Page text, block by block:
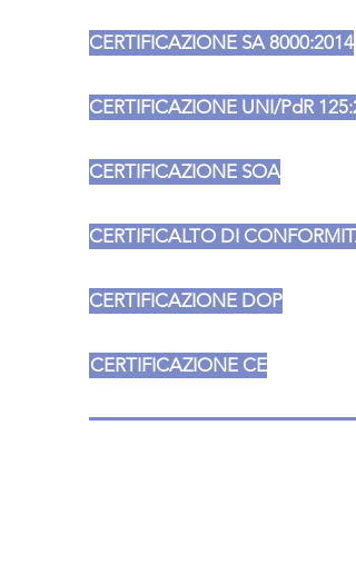
CERTIFICAZIONE SA 8000:2014
CERTIFICAZIONE UNI/PdR
CERTIFICAZIONE SOA
CERTIFICALTO DI
CERTIFICAZIONE DOP
CERTIFICAZIONE CE